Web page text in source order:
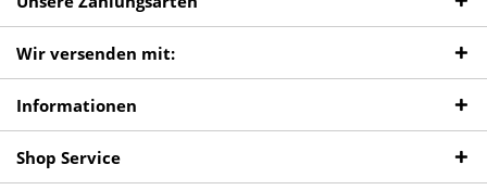
Wir versenden mit:
Informationen
Shop Service